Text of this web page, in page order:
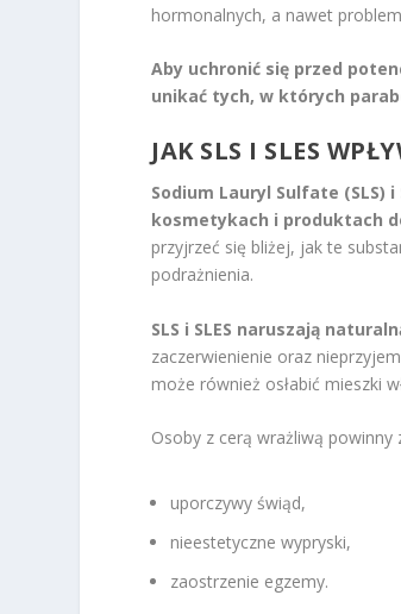
hormonalnych, a nawet
Aby uchronić się przed
unikać tych, w których
JAK SLS I SLES
Sodium Lauryl Sulfate (SLS)
kosmetykach i produktach
przyjrzeć się bliżej, jak te
podrażnienia.
SLS i SLES naruszają
zaczerwienienie oraz
może również osłabić mieszki
Osoby z cerą wrażliwą powinny
uporczywy świąd,
nieestetyczne wypryski,
zaostrzenie egzemy.